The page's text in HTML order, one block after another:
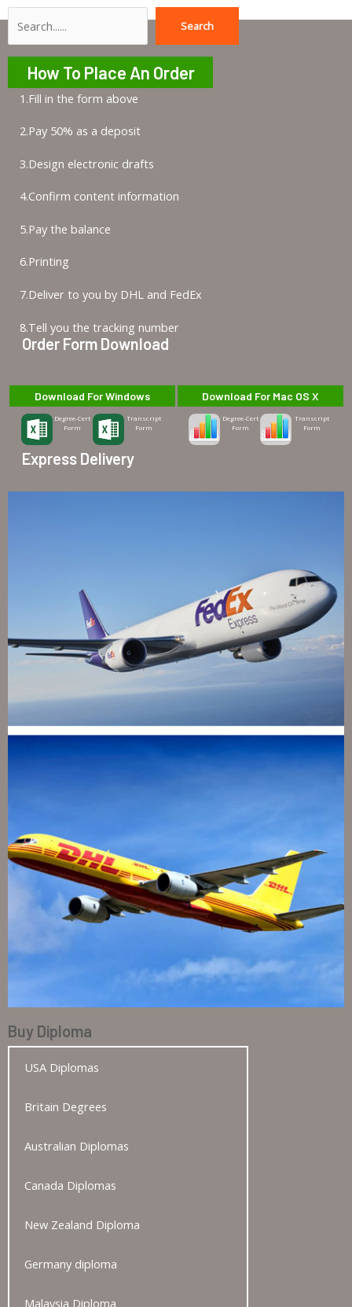
Search
How To Place An Order
1.Fill in the form above
2.Pay 50% as a deposit
3.Design electronic drafts
4.Confirm content information
5.Pay the balance
6.Printing
7.Deliver to you by DHL and FedEx
8.Tell you the tracking number
Order Form Download
Download For Windows
Degree-Cert
Form
Transcript
Form
Download For Mac OS X
Degree-Cert
Form
Transcript
Form
Express Delivery
Buy Diploma
USA Diplomas
Britain Degrees
Australian Diplomas
Canada Diplomas
New Zealand Diploma
Germany diploma
Malaysia Diploma